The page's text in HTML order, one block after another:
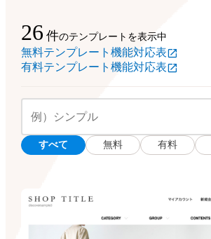
26 件のテンプレートを表示中
無料テンプレート機能対応表
有料テンプレート機能対応表
すべて 無料 有料